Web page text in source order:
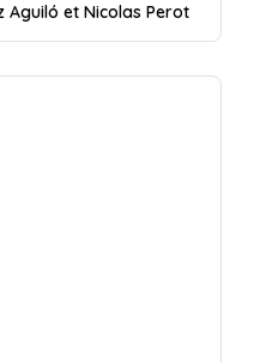
Aguiló et Nicolas Perot